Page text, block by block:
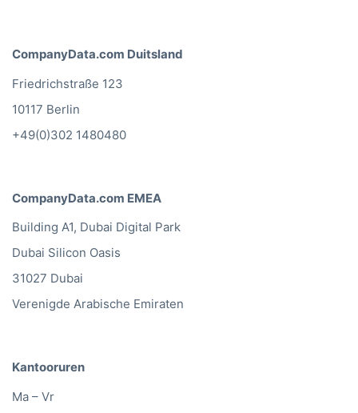
CompanyData.com Duitsland
Friedrichstraße 123
10117 Berlin
+49(0)302 1480480
CompanyData.com EMEA
Building A1, Dubai Digital Park
Dubai Silicon Oasis
31027 Dubai
Verenigde Arabische Emiraten
Kantooruren
Ma – Vr